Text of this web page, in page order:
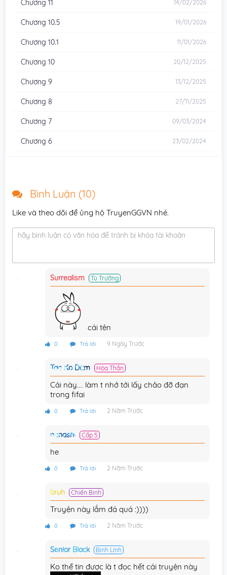
Chương 11 14/02/2026
Chương 10.5 19/01/2026
Chương 10.1 11/01/2026
Chương 10 20/12/2025
Chương 9 13/12/2025
Chương 8 27/11/2025
Chương 7 09/03/2024
Chương 6 23/02/2024
Chương 5
Chương 3 23/02/2024
Chương 1
Bình Luận (10)
Like và theo dõi để ủng hộ TruyenGGVN nhé.
hãy bình luận có văn hóa để tránh bị khóa tài khoản
Surrealism Tù Trưởng
cái tên
0 Trả lời 9 Ngày Trước
Tao Ko Dâm Hóa Thần
Cái này.... làm t nhớ tới lấy chảo đỡ đạn
trong fifai
0 Trả lời 2 Năm Trước
nanashi Cấp 5
he
0 Trả lời 2 Năm Trước
bruh Chiến Binh
Truyện này lắm đá quá :))))
0 Trả lời 2 Năm Trước
Senior Black Binh Lính
Ko thể tin được là t đọc hết cái truyện này